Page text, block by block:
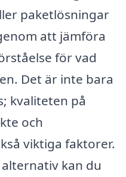
paketlösningar
att jämföra
för vad
Det är inte bara
kvaliteten på
och
viktiga faktorer.
kan du